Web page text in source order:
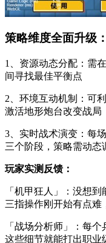
策略维度全面升级：
1、资源动态分配：需
间寻找最佳平衡点
2、环境互动机制：可
激活地形炮台改变战局
3、实时战术演变：每
三个阶段，策略需动态
玩家实测反馈：
「机甲狂人」：没想
三指操作刚开始有点难
「战场分析师」：每
这些细节就能打出职业